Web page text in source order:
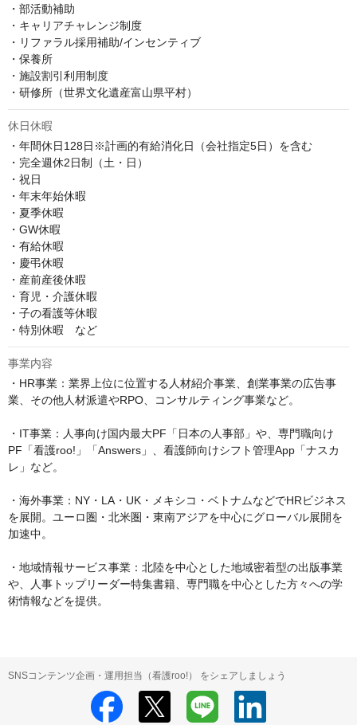
・部活動補助
・キャリアチャレンジ制度
・リファラル採用補助/インセンティブ
・保養所
・施設割引利用制度
休日休暇
・年間休日128日※計画的有給消化日（会社指定5日）を含む
・完全週休2日制（土・日）
・祝日
・年末年始休暇
・夏季休暇
・GW休暇
・有給休暇
・慶弔休暇
・産前産後休暇
・育児・介護休暇
・子の看護等休暇
・特別休暇　など
事業内容
・HR事業：業界上位に位置する人材紹介事業、創業事業の広告事
業、その他人材派遣やRPO、コンサルティング事業など。
・IT事業：人事向け国内最大PF「日本の人事部」や、専門職向け
PF「看護roo!」「Answers」、看護師向けシフト管理App「ナスカ
レ」など。
・海外事業：NY・LA・UK・メキシコ・ベトナムなどでHRビジネス
を展開。ユーロ圏・北米圏・東南アジアを中心にグローバル展開を
加速中。
・地域情報サービス事業：北陸を中心とした地域密着型の出版事業
や、人事トップリーダー特集書籍、専門職を中心とした方々への学
術情報などを提供。
SNSコンテンツ企画・運用担当（看護roo!） をシェアしましょう